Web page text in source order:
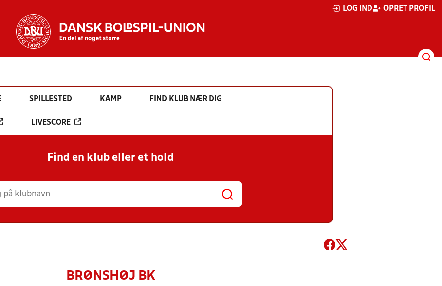
LOG IND OPRET PROFIL
SPILLESTED KAMP FIND KLUB NÆR DIG
LIVESCORE
Find en klub eller et hold
BRØNSHØJ BK